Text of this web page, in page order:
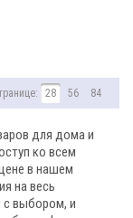
28 56 84
для дома и
ко всем
в нашем
на весь
с выбором, и